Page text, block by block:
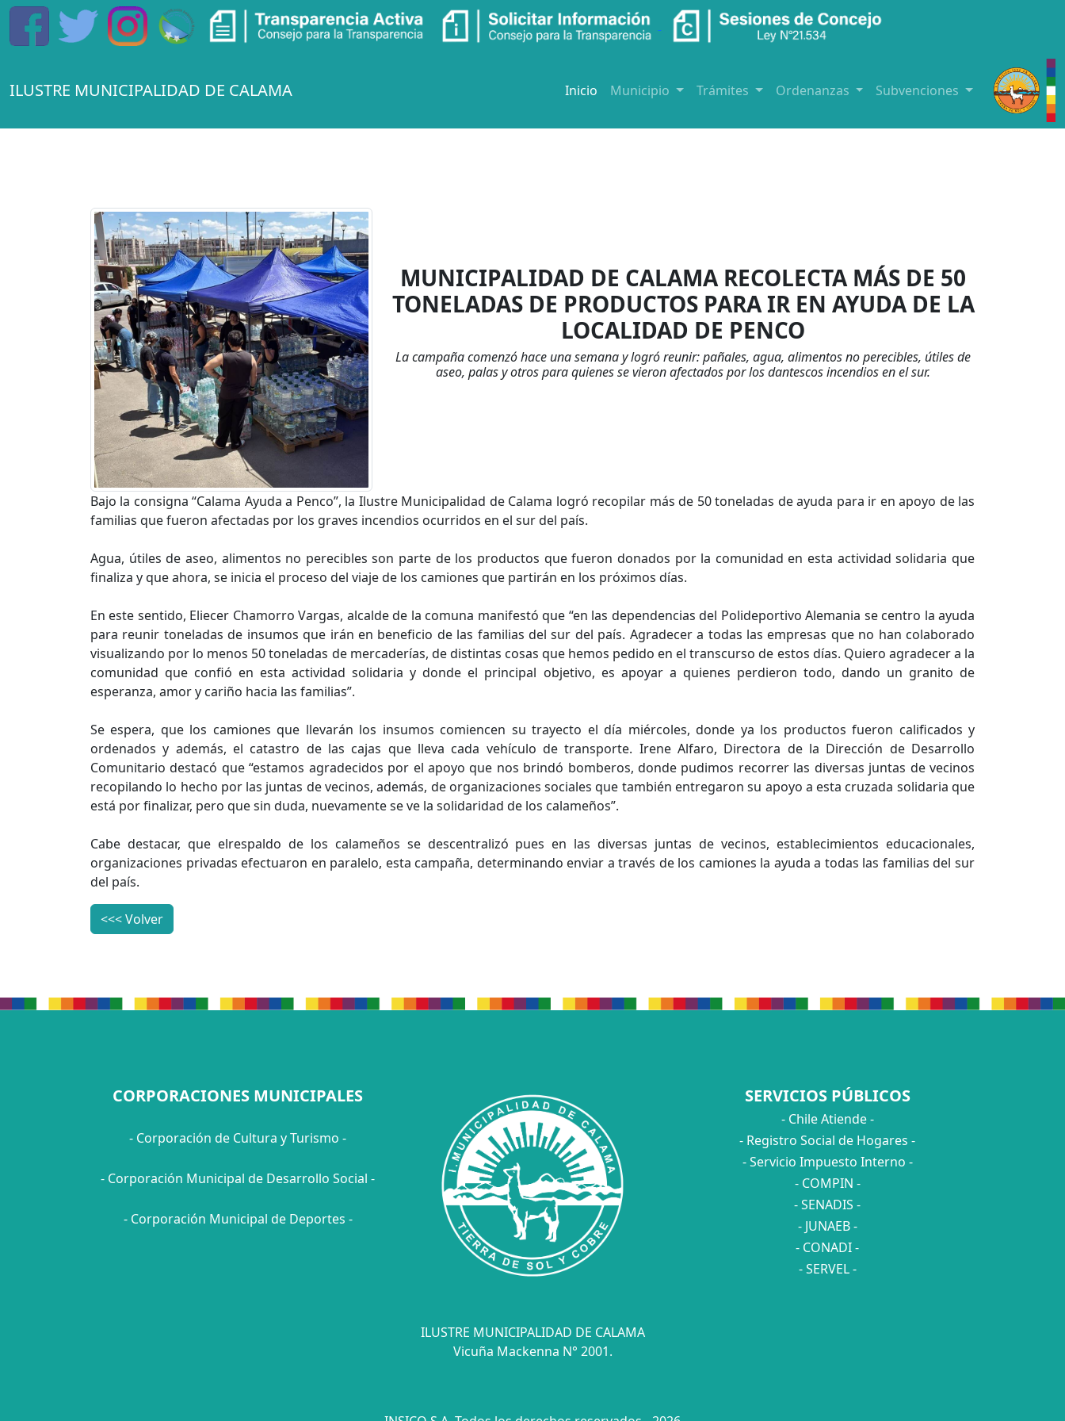
ILUSTRE MUNICIPALIDAD DE CALAMA Inicio Municipio Trámites Ordenanzas Subvenciones
MUNICIPALIDAD DE CALAMA RECOLECTA MÁS DE 50
TONELADAS DE PRODUCTOS PARA IR EN AYUDA DE LA
LOCALIDAD DE PENCO
La campaña comenzó hace una semana y logró reunir: pañales, agua, alimentos no perecibles, útiles de
aseo, palas y otros para quienes se vieron afectados por los dantescos incendios en el sur.
Bajo la consigna “Calama Ayuda a Penco”, la Ilustre Municipalidad de Calama logró recopilar más de 50 toneladas de ayuda para ir en apoyo de las
familias que fueron afectadas por los graves incendios ocurridos en el sur del país.
Agua, útiles de aseo, alimentos no perecibles son parte de los productos que fueron donados por la comunidad en esta actividad solidaria que
finaliza y que ahora, se inicia el proceso del viaje de los camiones que partirán en los próximos días.
En este sentido, Eliecer Chamorro Vargas, alcalde de la comuna manifestó que “en las dependencias del Polideportivo Alemania se centro la ayuda
para reunir toneladas de insumos que irán en beneficio de las familias del sur del país. Agradecer a todas las empresas que no han colaborado
visualizando por lo menos 50 toneladas de mercaderías, de distintas cosas que hemos pedido en el transcurso de estos días. Quiero agradecer a la
comunidad que confió en esta actividad solidaria y donde el principal objetivo, es apoyar a quienes perdieron todo, dando un granito de
esperanza, amor y cariño hacia las familias”.
Se espera, que los camiones que llevarán los insumos comiencen su trayecto el día miércoles, donde ya los productos fueron calificados y
ordenados y además, el catastro de las cajas que lleva cada vehículo de transporte. Irene Alfaro, Directora de la Dirección de Desarrollo
Comunitario destacó que “estamos agradecidos por el apoyo que nos brindó bomberos, donde pudimos recorrer las diversas juntas de vecinos
recopilando lo hecho por las juntas de vecinos, además, de organizaciones sociales que también entregaron su apoyo a esta cruzada solidaria que
está por finalizar, pero que sin duda, nuevamente se ve la solidaridad de los calameños”.
Cabe destacar, que elrespaldo de los calameños se descentralizó pues en las diversas juntas de vecinos, establecimientos educacionales,
organizaciones privadas efectuaron en paralelo, esta campaña, determinando enviar a través de los camiones la ayuda a todas las familias del sur
del país.
<<< Volver
CORPORACIONES MUNICIPALES
- Corporación de Cultura y Turismo -
- Corporación Municipal de Desarrollo Social -
- Corporación Municipal de Deportes -
SERVICIOS PÚBLICOS
- Chile Atiende -
- Registro Social de Hogares -
- Servicio Impuesto Interno -
- COMPIN -
- SENADIS -
- JUNAEB -
- CONADI -
- SERVEL -
ILUSTRE MUNICIPALIDAD DE CALAMA
Vicuña Mackenna N° 2001.